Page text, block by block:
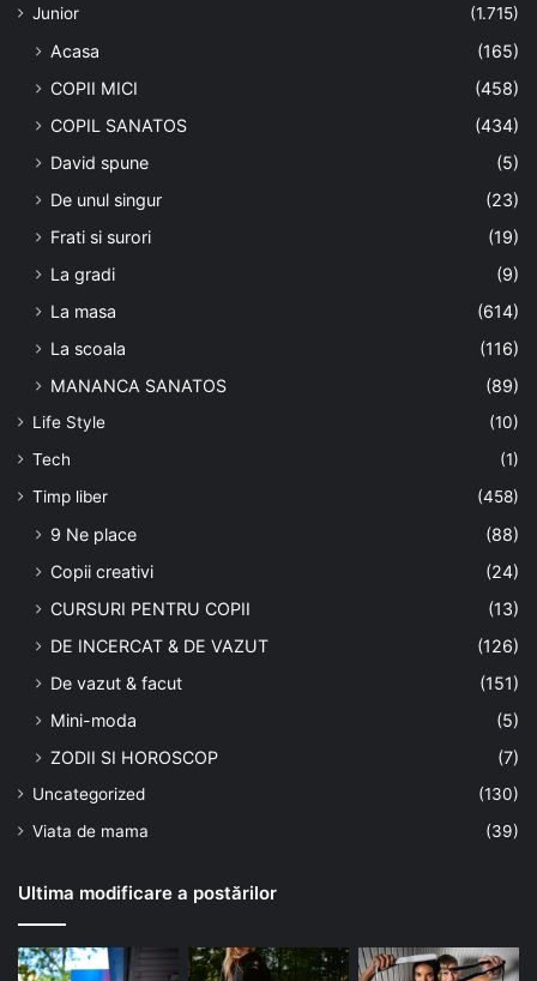
Junior
(1.715)
Acasa
(165)
COPII MICI
(458)
COPIL SANATOS
(434)
David spune
(5)
De unul singur
(23)
Frati si surori
(19)
La gradi
(9)
La masa
(614)
La scoala
(116)
MANANCA SANATOS
(89)
Life Style
(10)
Tech
(1)
Timp liber
(458)
9 Ne place
(88)
Copii creativi
(24)
CURSURI PENTRU COPII
(13)
DE INCERCAT & DE VAZUT
(126)
De vazut & facut
(151)
Mini-moda
(5)
ZODII SI HOROSCOP
(7)
Uncategorized
(130)
Viata de mama
(39)
Ultima modificare a postărilor